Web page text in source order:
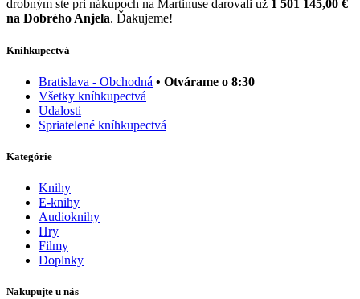
drobným ste pri nákupoch na Martinuse darovali už 1 501 145,00 €
na Dobrého Anjela. Ďakujeme!
Kníhkupectvá
Bratislava - Obchodná • Otvárame o 8:30
Všetky kníhkupectvá
Udalosti
Spriatelené kníhkupectvá
Kategórie
Knihy
E-knihy
Audioknihy
Hry
Filmy
Doplnky
Nakupujte u nás